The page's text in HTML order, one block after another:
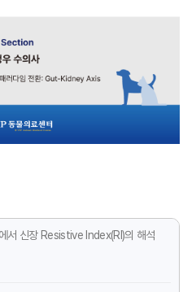
서 신장 Resistive Index(RI)의 해석